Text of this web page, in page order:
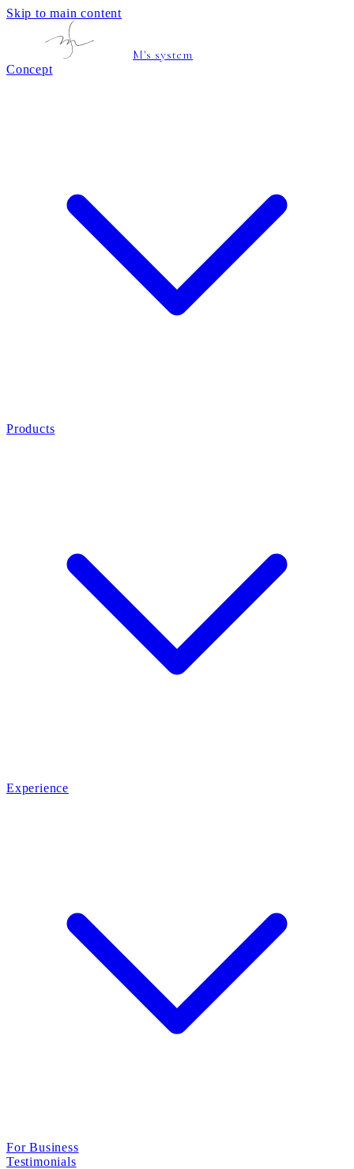
Skip to main content
M's system
Concept
Products
Experience
For Business
Testimonials